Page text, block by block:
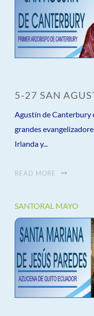
5-27 SAN
Agustín de Canterbury
grandes
Irlanda y...
READ MORE
SANTORAL MAYO